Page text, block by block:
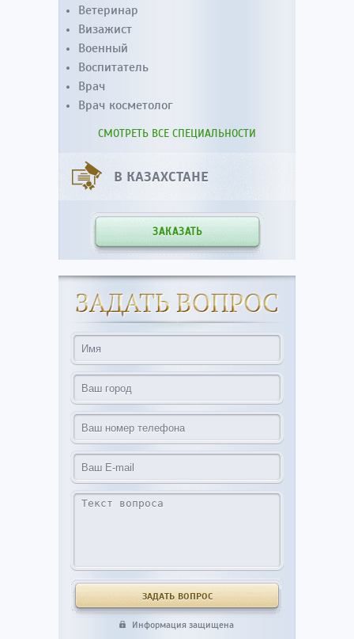
Ветеринар
Визажист
Военный
Воспитатель
Врач
Врач косметолог
СМОТРЕТЬ ВСЕ СПЕЦИАЛЬНОСТИ
В КАЗАХСТАНЕ
ЗАКАЗАТЬ
Информация защищена